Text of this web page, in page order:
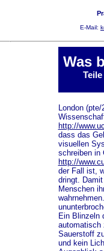
E-Mail:
Was
London
http://
dass das
visuellen
schreiben in
http://
der Fall ist,
dringt.
Menschen
Ein Blinzeln
automatisch
Sauerstoff
und kein